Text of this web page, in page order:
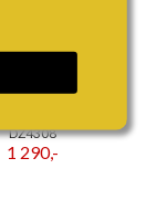
DZ4308
1 290,-